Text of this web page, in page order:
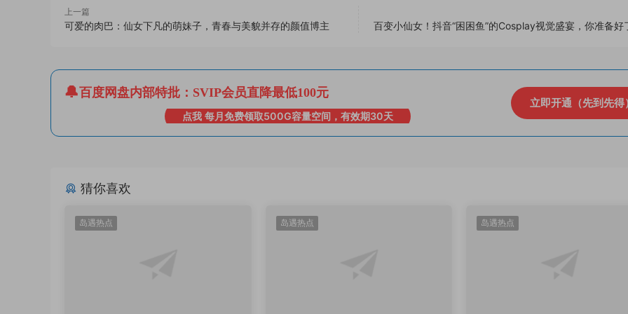
上一篇
可爱的肉巴：仙女下凡的萌妹子，青春与美貌并存的颜值博主 百变小仙女！抖音“困困鱼”的Cosplay视觉盛宴，你准备好
百度网盘内部特批：SVIP会员直降最低100元
点我 每月免费领取500G容量空间，有效期30天
立即开通（先到先得
猜你喜欢
岛遇热点 岛遇热点 岛遇热点